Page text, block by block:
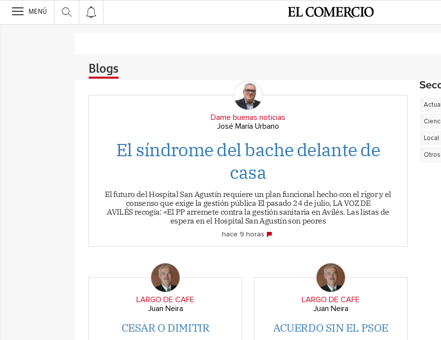
>
MENÚ
Blogs
Dame buenas noticias
José María Urbano
El síndrome del bache delante de
casa
El futuro del Hospital San Agustín requiere un plan funcional hecho con el rigor y el
consenso que exige la gestión pública El pasado 24 de julio, LA VOZ DE
AVILÉS recogía: «El PP arremete contra la gestión sanitaria en Avilés. Las listas de
espera en el Hospital San Agustín son peores
hace 9 horas
LARGO DE CAFE
Juan Neira
CESAR O DIMITIR
LARGO DE CAFE
Juan Neira
ACUERDO SIN EL PSOE
Local
Otros